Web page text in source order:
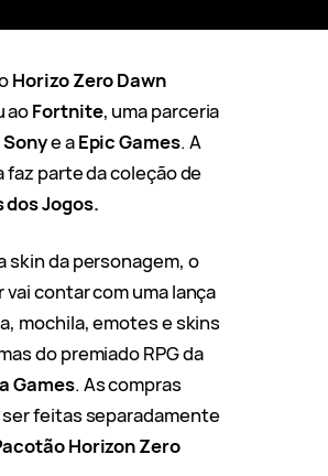
Horizo Zero Dawn
aoFortnite, uma parceria
Sonye aEpic Games. A
faz parte da coleção de
dos Jogos.
skin da personagem, o
vai contar com uma lança
mochila, emotes e skins
do premiado RPG da
Games. As compras
feitas separadamente
Horizon Zero